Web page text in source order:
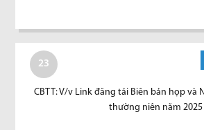
23
CBTT: V/v Link đăng tải Biên bản họp và
thường niên năm 2025